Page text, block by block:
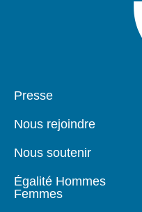
Pied
Presse
Nous rejoindre
Nous soutenir
Égalité Hommes
Femmes